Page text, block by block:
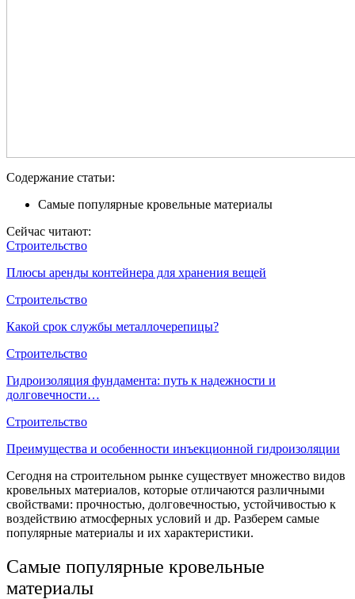
Содержание статьи:
Самые популярные кровельные материалы
Сейчас читают:
Строительство
Плюсы аренды контейнера для хранения вещей
Строительство
Какой срок службы металлочерепицы?
Строительство
Гидроизоляция фундамента: путь к надежности и
долговечности…
Строительство
Преимущества и особенности инъекционной гидроизоляции
Сегодня на строительном рынке существует множество видов
кровельных материалов, которые отличаются различными
свойствами: прочностью, долговечностью, устойчивостью к
воздействию атмосферных условий и др. Разберем самые
популярные материалы и их характеристики.
Самые популярные кровельные
материалы